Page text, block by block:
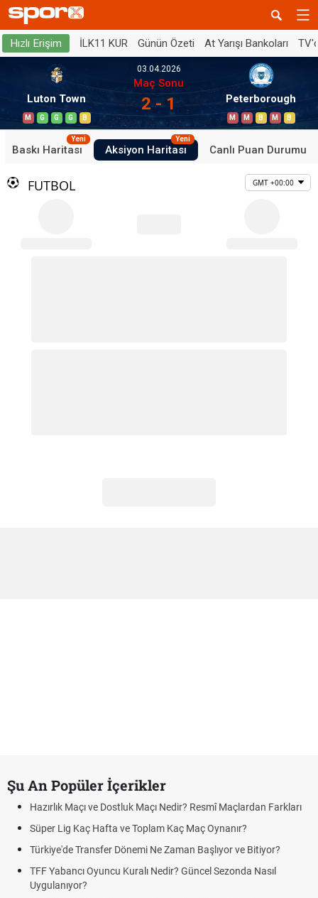
Hızlı Erişim İLK11 KUR Günün Özeti At Yarışı Bankoları
Luton Town
M G G G B
03.04.2026
Maç Sonu
2 - 1 Peterborough
M M B M B
Baskı Haritası
Yeni
Aksiyon Haritası
Yeni
Canlı Puan Durumu
FUTBOL GMT +00:00
Şu An Popüler İçerikler
Hazırlık Maçı ve Dostluk Maçı Nedir? Resmî Maçlardan Farkları
Süper Lig Kaç Hafta ve Toplam Kaç Maç Oynanır?
Türkiye'de Transfer Dönemi Ne Zaman Başlıyor ve Bitiyor?
TFF Yabancı Oyuncu Kuralı Nedir? Güncel Sezonda Nasıl
Uygulanıyor?